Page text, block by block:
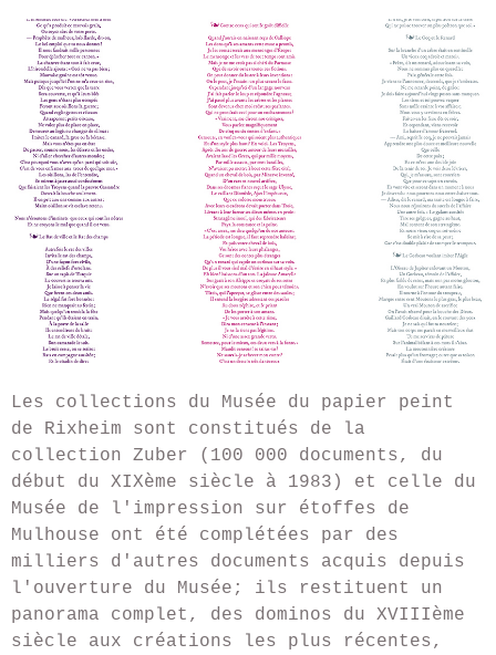
Les collections du Musée du papier peint
de Rixheim sont constitués de la
collection Zuber (100 000 documents, du
début du XIXème siècle à 1983) et celle du
Musée de l'impression sur étoffes de
Mulhouse ont été complétées par des
milliers d'autres documents acquis depuis
l'ouverture du Musée; ils restituent un
panorama complet, des dominos du XVIIIème
siècle aux créations les plus récentes,